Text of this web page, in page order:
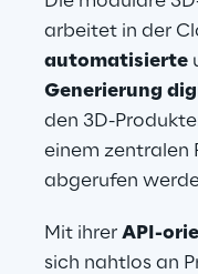
arbeitet in der
automatisierte
Generierung
den 3D-
einem zentralen
abgerufen
Mit ihrer API-
sich nahtlos an